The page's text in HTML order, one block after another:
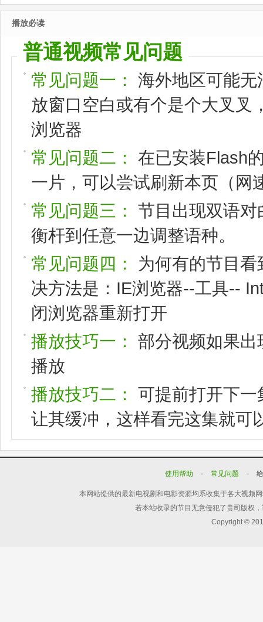
播放必读
普通视频常见问题
常见问题一：
海外地区可能
放窗口空白或有个是个大叉叉
浏览器
常见问题二：
在已安装Flash
一片，可以尝试刷新本页（网
常见问题三：
节目出现双语
衡杆到任意一边调整语种。
常见问题四：
为何有的节目
决方法是：IE浏览器--工具--
闭浏览器重新打开
播放技巧一：
部分视频如果
播放
播放技巧二：
可提前打开下
让其缓冲，这样看完这集就可
使用帮助 - 常见问题 -
本网站提供的最新电视剧和电影资源均系收集于各大视频
若本站收录的节目无意侵犯了贵司版权
Copyright ©